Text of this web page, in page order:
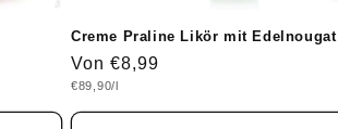
Creme Praline Likör mit Edelnougat
Normaler
Preis
Von €8,99
Grundpreis
€89,90/l